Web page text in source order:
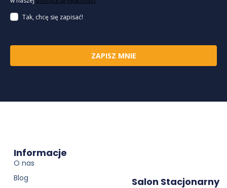
Tak, chcę się zapisać!
ZAPISZ MNIE
Informacje
O nas
Blog
Salon Stacjonarny